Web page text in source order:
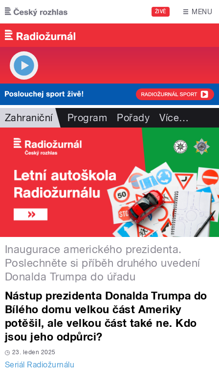
Přejít k hlavnímu obsahu
ŽIVĚ MENU
Zahraniční Program Pořady Více…
Inaugurace amerického prezidenta.
Poslechněte si příběh druhého uvedení
Donalda Trumpa do úřadu
Nástup prezidenta Donalda Trumpa do
Bílého domu velkou část Ameriky
potěšil, ale velkou část také ne. Kdo
jsou jeho odpůrci?
23. leden 2025
Seriál Radiožurnálu